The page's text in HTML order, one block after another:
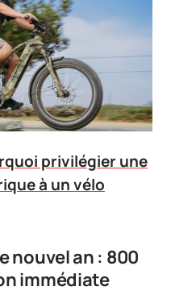
privilégier une
à un vélo
nouvel an : 800
immédiate